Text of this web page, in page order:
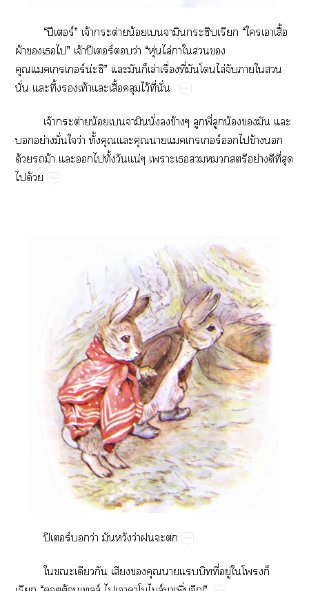
“​ปี​ร์”​จ้​ต่​น้​​​​​​“​​​ื้​
ผ้​​​” จ้​ปี​ร์​​ว่​“​ุ่​ไล่​​​​​
ร์น่”​​​​ล่​ื่​ี่​​​ไล่​​​​​
ั่​​ิ้​​ท้​​ื้​​ไว้​ี่​ั่
จ้​ต่​น้​ั่​​ข้​​ี่​​น้​​​​
​ย่​ั่​​ว่​ั้​​​​ร์​​ข้​​
ด้​​ม้​​​​ั้​​น่​​​​​​ย่​​ี่​​
​ด้
ปี​ร์​​ว่​​​ว่​​​
​​​​​​​​ี่​ู่​​​​